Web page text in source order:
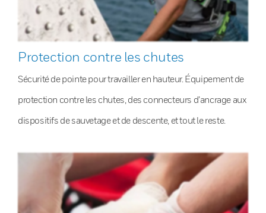
Protection contre les chutes
Sécurité de pointe pour travailler en hauteur. Équipement de
protection contre les chutes, des connecteurs d’ancrage aux
dispositifs de sauvetage et de descente, et tout le reste.